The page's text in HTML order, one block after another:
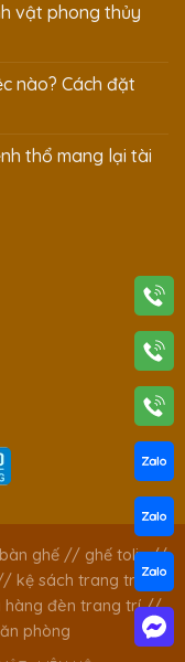
vật phong thủy
nào? Cách đặt
thổ mang lại tài
ghế// ghế tolix//
kệ sách trang trí //
hàng đèn trang trí//
phòng